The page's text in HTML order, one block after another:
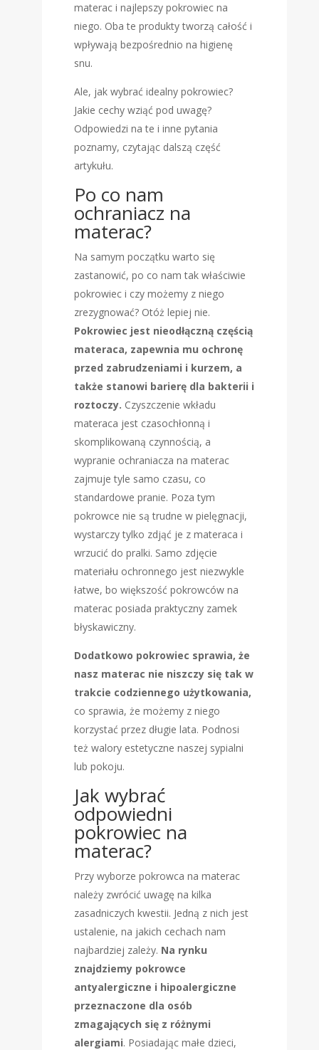
materac i najlepszy pokrowiec na
niego. Oba te produkty tworzą całość i
wpływają bezpośrednio na higienę
snu.
Ale, jak wybrać idealny pokrowiec?
Jakie cechy wziąć pod uwagę?
Odpowiedzi na te i inne pytania
poznamy, czytając dalszą część
artykułu.
Po co nam
ochraniacz na
materac?
Na samym początku warto się
zastanowić, po co nam tak właściwie
pokrowiec i czy możemy z niego
zrezygnować? Otóż lepiej nie.
Pokrowiec jest nieodłączną częścią
materaca, zapewnia mu ochronę
przed zabrudzeniami i kurzem, a
także stanowi barierę dla bakterii i
roztoczy. Czyszczenie wkładu
materaca jest czasochłonną i
skomplikowaną czynnością, a
wypranie ochraniacza na materac
zajmuje tyle samo czasu, co
standardowe pranie. Poza tym
pokrowce nie są trudne w pielęgnacji,
wystarczy tylko zdjąć je z materaca i
wrzucić do pralki. Samo zdjęcie
materiału ochronnego jest niezwykle
łatwe, bo większość pokrowców na
materac posiada praktyczny zamek
błyskawiczny.
Dodatkowo pokrowiec sprawia, że
nasz materac nie niszczy się tak w
trakcie codziennego użytkowania,
co sprawia, że możemy z niego
korzystać przez długie lata. Podnosi
też walory estetyczne naszej sypialni
lub pokoju.
Jak wybrać
odpowiedni
pokrowiec na
materac?
Przy wyborze pokrowca na materac
należy zwrócić uwagę na kilka
zasadniczych kwestii. Jedną z nich jest
ustalenie, na jakich cechach nam
najbardziej zależy. Na rynku
znajdziemy pokrowce
antyalergiczne i hipoalergiczne
przeznaczone dla osób
zmagających się z różnymi
alergiami. Posiadając małe dzieci,